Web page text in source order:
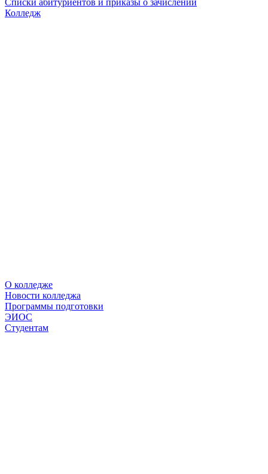
Списки абитуриентов и приказы о зачислении
Колледж
О колледже
Новости колледжа
Программы подготовки
ЭИОС
Студентам